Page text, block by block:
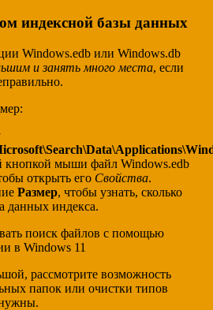
индексной базы данных
Windows.edb или Windows.db
и занять много места, если
кнопкой мыши файл Windows.edb
открыть его Свойства.
Размер, чтобы узнать, сколько
данных индекса.
рассмотрите возможность
папок или очистки типов